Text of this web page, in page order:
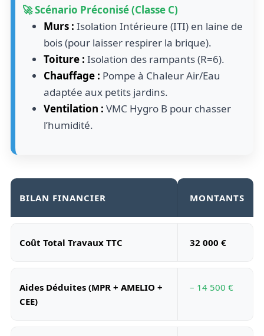
🚀 Scénario Préconisé (Classe C)
Murs : Isolation Intérieure (ITI) en laine de
bois (pour laisser respirer la brique).
Toiture : Isolation des rampants (R=6).
Chauffage : Pompe à Chaleur Air/Eau
adaptée aux petits jardins.
Ventilation : VMC Hygro B pour chasser
l’humidité.
BILAN FINANCIER MONTANTS
Coût Total Travaux TTC 32 000 €
Aides Déduites (MPR + AMELIO +
CEE)
– 14 500 €